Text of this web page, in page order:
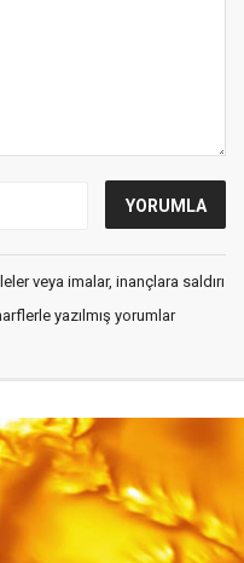
veya imalar, inançlara saldırı
yazılmış yorumlar